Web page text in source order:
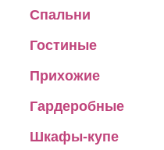
Спальни
Гостиные
Прихожие
Гардеробные
Шкафы-купе